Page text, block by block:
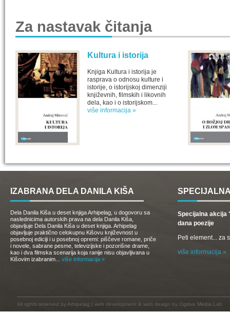
Za nastavak čitanja
Kultura i istorija
Knjiga Kultura i istorija je
rasprava o odnosu kulture i
istorije, o istorijskoj dimenziji
književnih, filmskih i likovnih
dela, kao i o istorijskom...
više informacija »
IZABRANA DELA DANILA KIŠA
Dela Danila Kiša u deset knjiga Arhipelag, u dogovoru sa
naslednicima autorskih prava na dela Danila Kiša,
objavljuje Dela Danila Kiša u deset knjiga. Arhipelag
objavljuje praktično celokupnu Kišovu književnost u
posebnoj ediciji i u posebnoj opremi: piščeve romane, priče
i novele, sabrane pesme, televizijske i pozorišne drame,
kao i dva filmska scenarija koja ranije nisu objavljivana u
Kišovim izabranim... više informacija »
Specijalna akcija
dana poezije
Peti element... za
više informacija »
All rights reserved by Arhipelag | web development & web design by Ogitive Media Lab